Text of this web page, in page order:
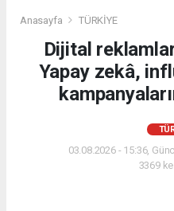
Anasayfa TÜRKİYE
Dijital
Yapay zekâ,
03.08.2026 - 15:36,
3369